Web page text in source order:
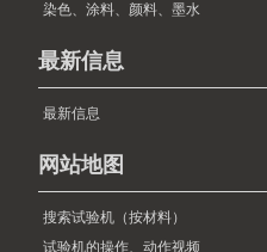
染色、涂料、颜料、墨水
最新信息
最新信息
网站地图
搜索试验机（按材料）
试验机的操作、动作视频